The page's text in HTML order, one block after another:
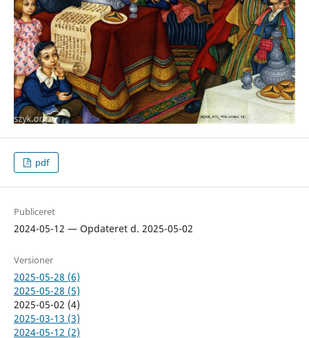
pdf
Publiceret
2024-05-12 — Opdateret d. 2025-05-02
Versioner
2025-05-28 (6)
2025-05-28 (5)
2025-05-02 (4)
2025-03-13 (3)
2024-05-12 (2)